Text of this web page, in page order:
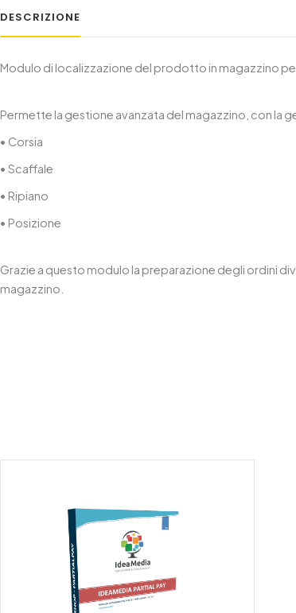
DESCRIZIONE
Modulo di localizzazione del prodotto in magazzino
Permette la gestione avanzata del magazzino, con la
• Corsia
• Scaffale
• Ripiano
• Posizione
Grazie a questo modulo la preparazione degli ordini
magazzino.